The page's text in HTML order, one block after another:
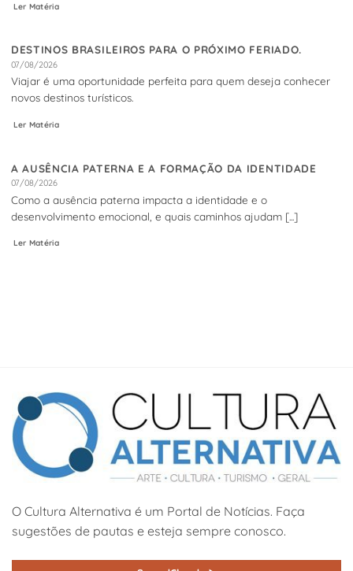
Ler Matéria
DESTINOS BRASILEIROS PARA O PRÓXIMO FERIADO.
07/08/2026
Viajar é uma oportunidade perfeita para quem deseja conhecer
novos destinos turísticos.
Ler Matéria
A AUSÊNCIA PATERNA E A FORMAÇÃO DA IDENTIDADE
07/08/2026
Como a ausência paterna impacta a identidade e o
desenvolvimento emocional, e quais caminhos ajudam [...]
Ler Matéria
O Cultura Alternativa é um Portal de Notícias. Faça
sugestões de pautas e esteja sempre conosco.